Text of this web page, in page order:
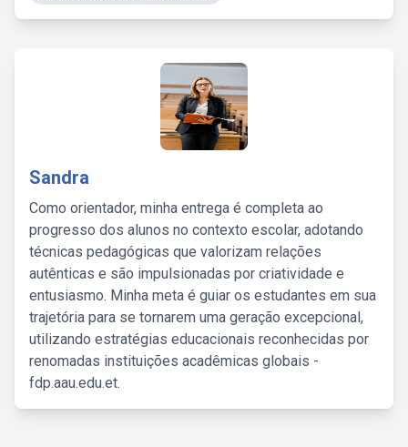
Sandra
Como orientador, minha entrega é completa ao
progresso dos alunos no contexto escolar, adotando
técnicas pedagógicas que valorizam relações
autênticas e são impulsionadas por criatividade e
entusiasmo. Minha meta é guiar os estudantes em sua
trajetória para se tornarem uma geração excepcional,
utilizando estratégias educacionais reconhecidas por
renomadas instituições acadêmicas globais -
fdp.aau.edu.et.